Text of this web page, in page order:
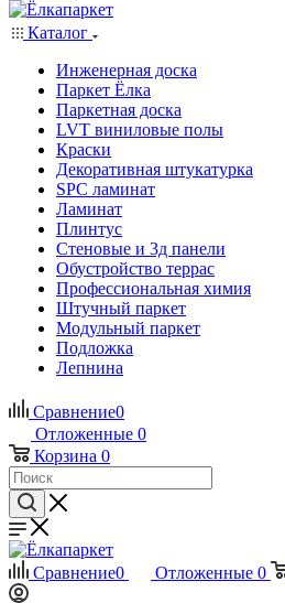
Каталог
Инженерная доска
Паркет Ёлка
Паркетная доска
LVT виниловые полы
Краски
Декоративная штукатурка
SPC ламинат
Ламинат
Плинтус
Стеновые и 3д панели
Обустройство террас
Профессиональная химия
Штучный паркет
Модульный паркет
Подложка
Лепнина
Сравнение0
Отложенные 0
Корзина 0
Сравнение0 Отложенные 0